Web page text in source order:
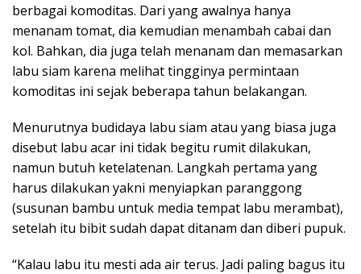
berbagai komoditas. Dari yang awalnya hanya
menanam tomat, dia kemudian menambah cabai dan
kol. Bahkan, dia juga telah menanam dan memasarkan
labu siam karena melihat tingginya permintaan
komoditas ini sejak beberapa tahun belakangan.
Menurutnya budidaya labu siam atau yang biasa juga
disebut labu acar ini tidak begitu rumit dilakukan,
namun butuh ketelatenan. Langkah pertama yang
harus dilakukan yakni menyiapkan paranggong
(susunan bambu untuk media tempat labu merambat),
setelah itu bibit sudah dapat ditanam dan diberi pupuk.
“Kalau labu itu mesti ada air terus. Jadi paling bagus itu